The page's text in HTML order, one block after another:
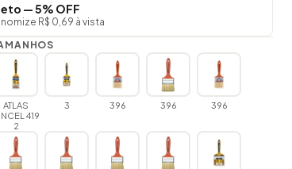
— 5% OFF
R$ 0,69 à vista
ATLAS
419
2
3 396 396 396